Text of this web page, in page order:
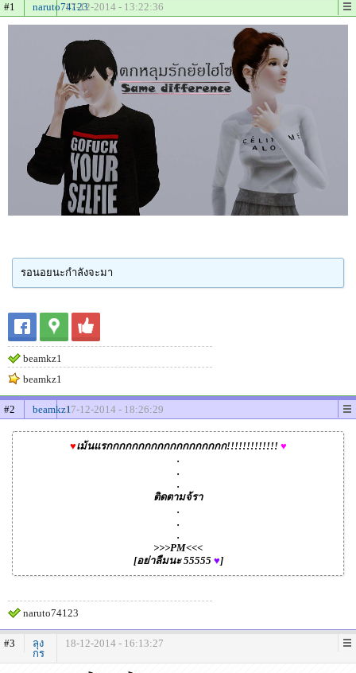
#1 naruto7412317-12-2014 - 13:22:36
รอนอยนะกำลังจะมา
beamkz1
beamkz1
#2 beamkz117-12-2014 - 18:26:29
♥เม้นแรกกกกกกกกกกกกกกกกกกก!!!!!!!!!!!!! ♥
.
.
.
ติดตามจ้รา
.
.
.
>>>PM<<<
[อย่าลืมนะ 55555 ♥]
naruto74123
#3
ลุง
กร
18-12-2014 - 16:13:27